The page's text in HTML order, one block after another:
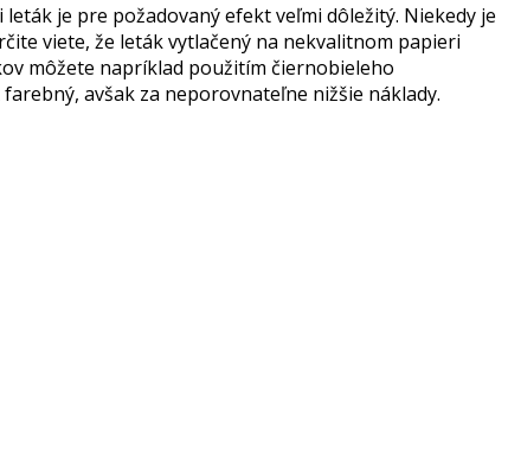
je pre požadovaný efekt veľmi dôležitý. Niekedy je
viete, že leták vytlačený na nekvalitnom papieri
môžete napríklad použitím čiernobieleho
avšak za neporovnateľne nižšie náklady.